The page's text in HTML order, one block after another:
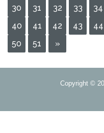
30
31 32 33 34
40
41 42 43 44
50
51 »
Copyright ©